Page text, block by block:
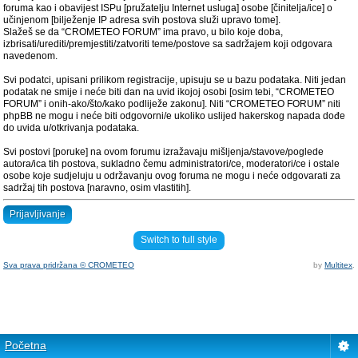
foruma kao i obavijest ISPu [pružatelju Internet usluga] osobe [činitelja/ice] o
učinjenom [bilježenje IP adresa svih postova služi upravo tome].
Slažeš se da “CROMETEO FORUM” ima pravo, u bilo koje doba,
izbrisati/urediti/premjestiti/zatvoriti teme/postove sa sadržajem koji odgovara
navedenom.
Svi podatci, upisani prilikom registracije, upisuju se u bazu podataka. Niti jedan
podatak ne smije i neće biti dan na uvid ikojoj osobi [osim tebi, “CROMETEO
FORUM” i onih-ako/što/kako podliježe zakonu]. Niti “CROMETEO FORUM” niti
phpBB ne mogu i neće biti odgovorni/e ukoliko uslijed hakerskog napada dođe
do uvida u/otkrivanja podataka.
Svi postovi [poruke] na ovom forumu izražavaju mišljenja/stavove/poglede
autora/ica tih postova, sukladno čemu administratori/ce, moderatori/ce i ostale
osobe koje sudjeluju u održavanju ovog foruma ne mogu i neće odgovarati za
sadržaj tih postova [naravno, osim vlastitih].
Prijavljivanje
Switch to full style
Sva prava pridržana © CROMETEO by Multitex
Početna